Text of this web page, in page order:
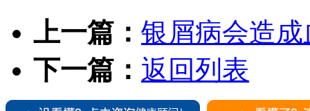
上一篇： 银屑病会造
下一篇： 返回列表